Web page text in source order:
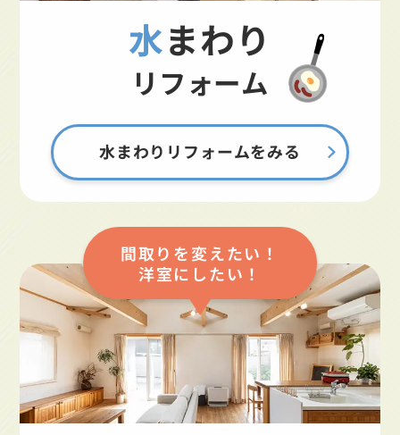
水まわり
リフォーム
水まわりリフォームをみる
間取りを変えたい！
洋室にしたい！